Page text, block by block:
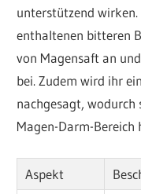
unterstützend wirken.
enthaltenen bitteren
von Magensaft an
bei. Zudem wird ihr
nachgesagt, wodurch
Magen-Darm-Bereich
Aspekt